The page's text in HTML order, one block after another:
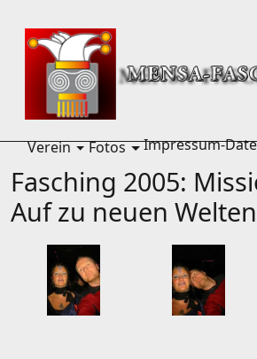
Verein menu Verein
Fotos menu Fotos
Impressum-
Fotos
Fasching 2005:
Auf zu neuen Welten